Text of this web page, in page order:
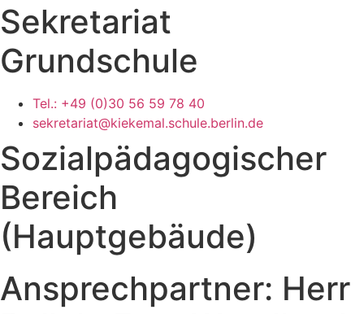
Sekretariat
Grundschule
Tel.: +49 (0)30 56 59 78 40
sekretariat@kiekemal.schule.berlin.de
Sozialpädagogischer
Bereich
(Hauptgebäude)
Ansprechpartner: Herr